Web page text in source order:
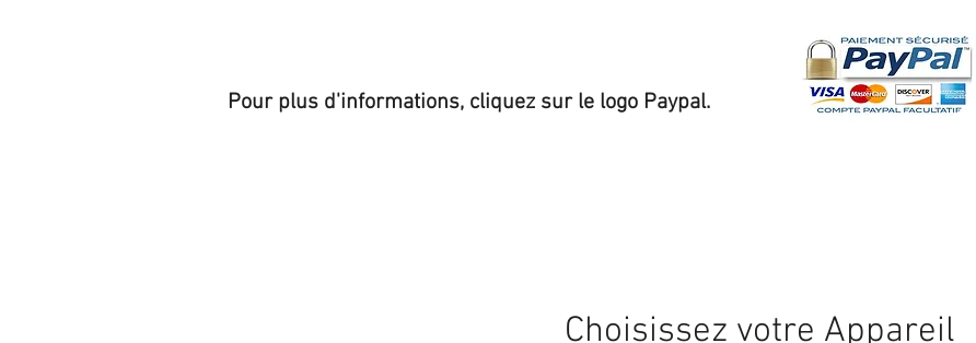
Pour plus d'informations, cliquez sur le logo Paypal.
Choisissez votre Appareil